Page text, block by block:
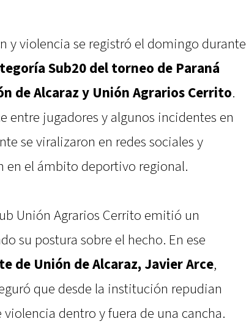
y violencia se registró el domingo durante
Sub20 del torneo de Paraná
de Alcaraz y Unión Agrarios Cerrito.
entre jugadores y algunos incidentes en
se viralizaron en redes sociales y
en el ámbito deportivo regional.
Unión Agrarios Cerrito emitió un
su postura sobre el hecho. En ese
de Unión de Alcaraz, Javier Arce,
que desde la institución repudian
dentro y fuera de una cancha.